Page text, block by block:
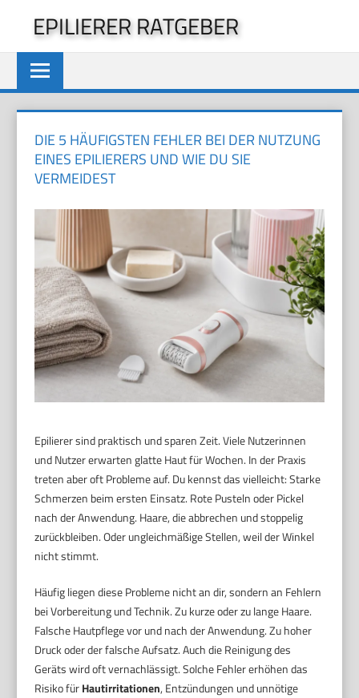
springen
EPILIERER RATGEBER
DIE 5 HÄUFIGSTEN FEHLER BEI DER NUTZUNG
EINES EPILIERERS UND WIE DU SIE
VERMEIDEST
Epilierer sind praktisch und sparen Zeit. Viele Nutzerinnen
und Nutzer erwarten glatte Haut für Wochen. In der Praxis
treten aber oft Probleme auf. Du kennst das vielleicht: Starke
Schmerzen beim ersten Einsatz. Rote Pusteln oder Pickel
nach der Anwendung. Haare, die abbrechen und stoppelig
zurückbleiben. Oder ungleichmäßige Stellen, weil der Winkel
nicht stimmt.
Häufig liegen diese Probleme nicht an dir, sondern an Fehlern
bei Vorbereitung und Technik. Zu kurze oder zu lange Haare.
Falsche Hautpflege vor und nach der Anwendung. Zu hoher
Druck oder der falsche Aufsatz. Auch die Reinigung des
Geräts wird oft vernachlässigt. Solche Fehler erhöhen das
Risiko fürHautirritationen, Entzündungen und unnötige